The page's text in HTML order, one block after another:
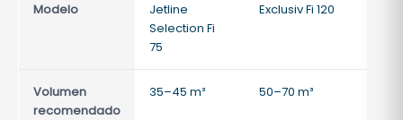
Modelo
Jetline
Selection Fi
75
Exclusiv Fi 120
Volumen
recomendado
35–45 m³ 50–70 m³